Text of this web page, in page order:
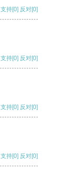
支持[0] 反对[0]
支持[0] 反对[0]
支持[0] 反对[0]
支持[0] 反对[0]